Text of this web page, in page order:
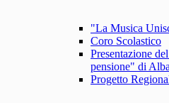
"La Musica
Coro Scolastico
Presentazione
pensione" di
Progetto